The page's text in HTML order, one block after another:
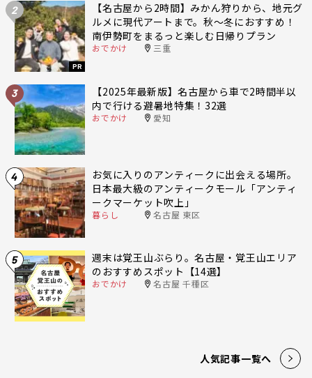
2
PR
【名古屋から2時間】みかん狩りから、地元グ
ルメに現代アートまで。秋〜冬におすすめ！
南伊勢町をまるっと楽しむ日帰りプラン
おでかけ 三重
3
【2025年最新版】名古屋から車で2時間半以
内で行ける避暑地特集！32選
おでかけ 愛知
4
お気に入りのアンティークに出会える場所。
日本最大級のアンティークモール「アンティ
ークマーケット吹上」
暮らし 名古屋 東区
5
週末は覚王山ぶらり。名古屋・覚王山エリア
のおすすめスポット【14選】
おでかけ 名古屋 千種区
人気記事一覧へ